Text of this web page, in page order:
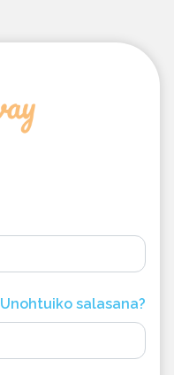
Unohtuiko salasana?